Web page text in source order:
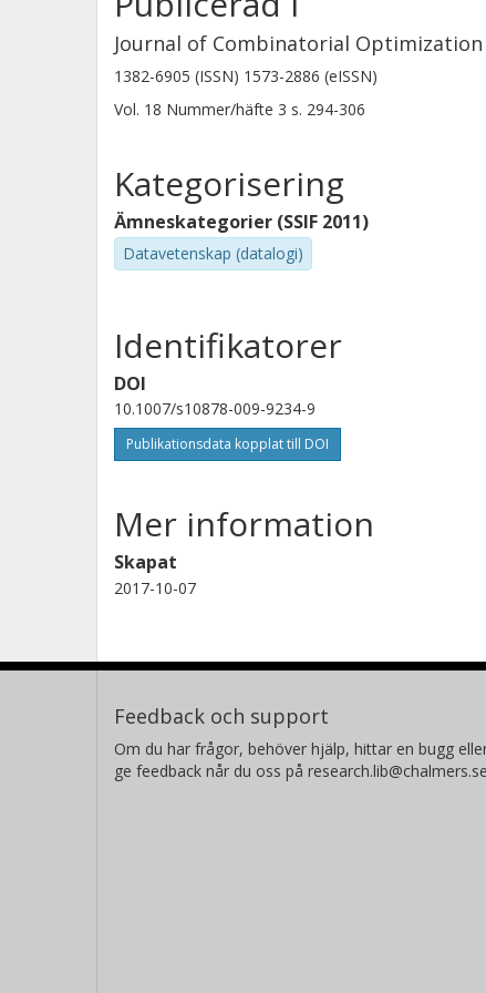
Journal of Combinatorial Optimization
1382-6905 (ISSN) 1573-2886 (eISSN)
Vol. 18 Nummer/häfte 3 s. 294-306
Kategorisering
Ämneskategorier (SSIF 2011)
Datavetenskap (datalogi)
Identifikatorer
DOI
10.1007/s10878-009-9234-9
Publikationsdata kopplat till DOI
Mer information
Skapat
2017-10-07
Feedback och support
Om du har frågor, behöver hjälp, hittar en bugg
ge feedback når du oss på